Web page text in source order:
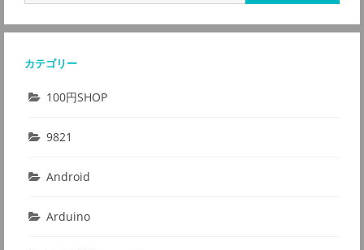
索:
カテゴリー
100円SHOP
9821
Android
Arduino